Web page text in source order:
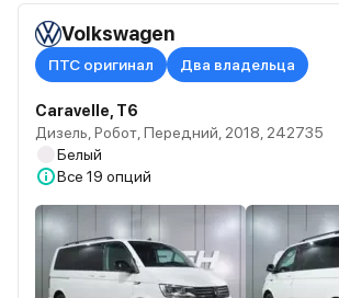
Volkswagen
ПТС оригинал Два владельца
Caravelle, T6
Дизель, Робот, Передний, 2018, 242735
Белый
Все 19 опций